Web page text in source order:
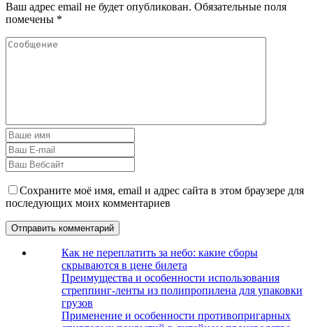
Ваш адрес email не будет опубликован. Обязательные поля
помечены *
Сохраните моё имя, email и адрес сайта в этом браузере для
последующих моих комментариев
Как не переплатить за небо: какие сборы
скрываются в цене билета
Преимущества и особенности использования
стреппинг-ленты из полипропилена для упаковки
грузов
Применение и особенности противопригарных